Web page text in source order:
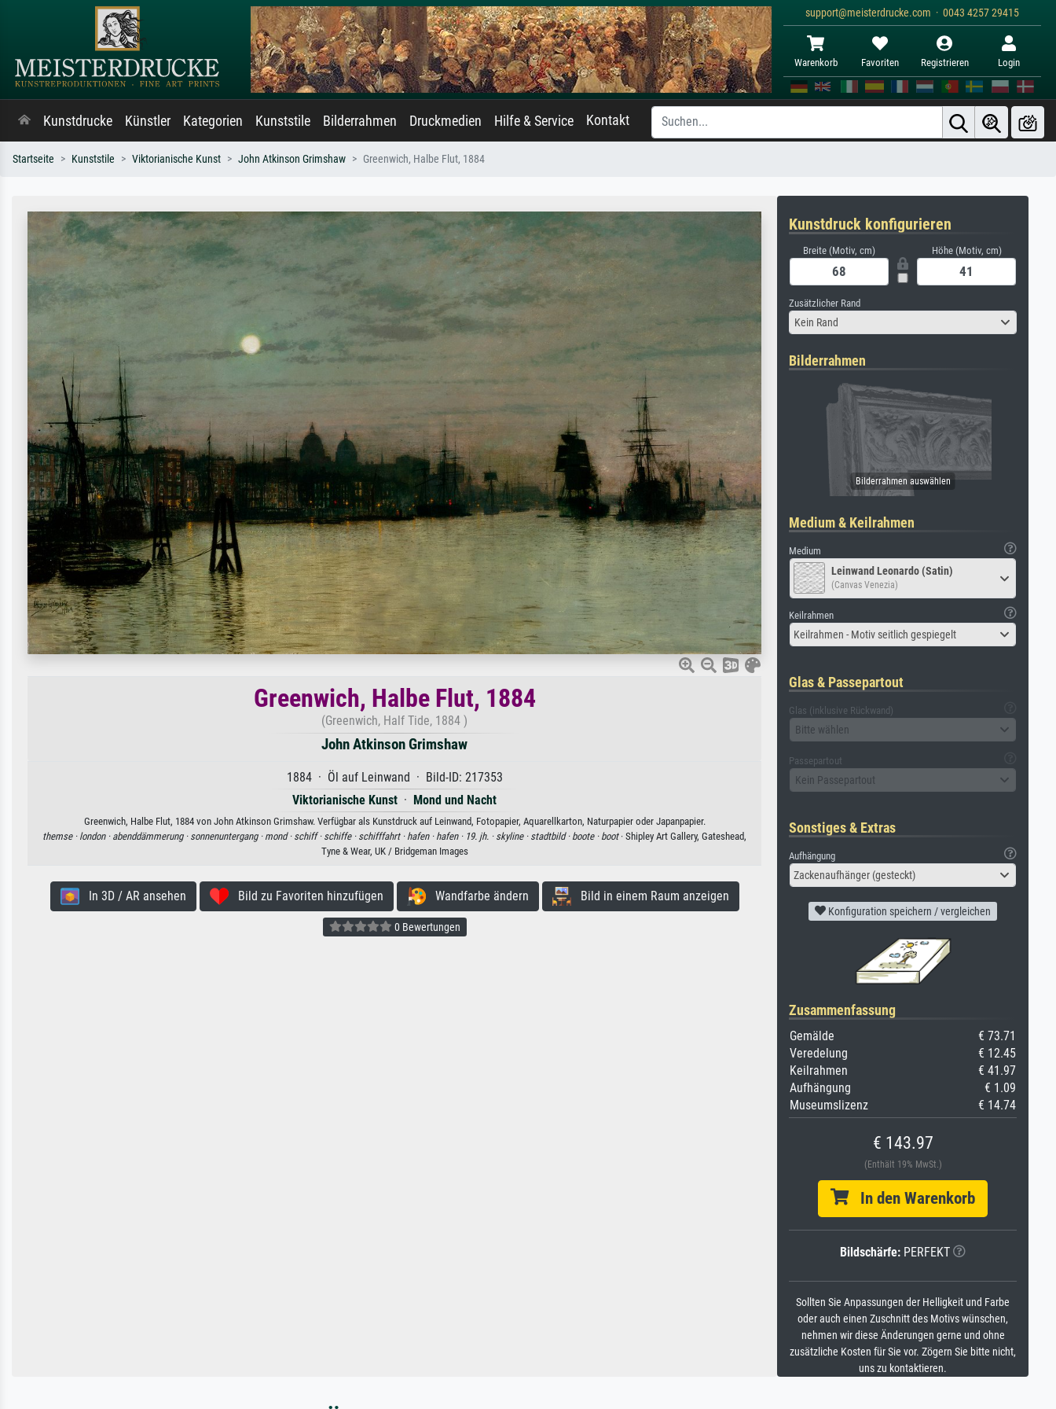
support@meisterdrucke.com · 0043 4257 29415
Warenkorb Favoriten Registrieren Login
Kunstdrucke Künstler Kategorien Kunststile Bilderrahmen Druckmedien Hilfe & Service Kontakt
Startseite Kunststile Viktorianische Kunst John Atkinson Grimshaw Greenwich, Halbe Flut, 1884
Greenwich, Halbe Flut, 1884
(Greenwich, Half Tide, 1884 )
John Atkinson Grimshaw
1884 · Öl auf Leinwand · Bild-ID: 217353
Viktorianische Kunst · Mond und Nacht
Greenwich, Halbe Flut, 1884 von John Atkinson Grimshaw. Verfügbar als Kunstdruck auf Leinwand, Fotopapier, Aquarellkarton, Naturpapier oder Japanpapier.
themse · london · abenddämmerung · sonnenuntergang · mond · schiff · schiffe · schifffahrt · hafen · hafen · 19. jh. · skyline · stadtbild · boote · boot· Shipley Art Gallery, Gateshead,
Tyne & Wear, UK / Bridgeman Images
In 3D / AR ansehen Bild zu Favoriten hinzufügen Wandfarbe ändern Bild in einem Raum anzeigen
0 Bewertungen
Kunstdruck konfigurieren
Breite (Motiv, cm) Höhe (Motiv, cm)
Zusätzlicher Rand
Kein Rand
Bilderrahmen
Medium & Keilrahmen
Medium
Leinwand Leonardo (Satin)
(Canvas Venezia)
Keilrahmen
Keilrahmen - Motiv seitlich gespiegelt
Glas & Passepartout
Glas (inklusive Rückwand)
Bitte wählen
Passepartout
Kein Passepartout
Sonstiges & Extras
Aufhängung
Zackenaufhänger (gesteckt)
Konfiguration speichern / vergleichen
Zusammenfassung
Gemälde
€ 73.71
Veredelung
€ 12.45
Keilrahmen
€ 41.97
Aufhängung
€ 1.09
Museumslizenz
€ 14.74
€ 143.97
(Enthält 19% MwSt.)
In den Warenkorb
Bildschärfe: PERFEKT
Sollten Sie Anpassungen der Helligkeit und Farbe
oder auch einen Zuschnitt des Motivs wünschen,
nehmen wir diese Änderungen gerne und ohne
zusätzliche Kosten für Sie vor. Zögern Sie bitte nicht,
uns zu kontaktieren.